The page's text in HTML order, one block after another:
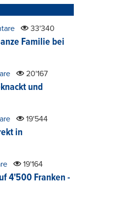
33'340
Familie bei
20'167
und
19'544
in
19'164
4'500 Franken -